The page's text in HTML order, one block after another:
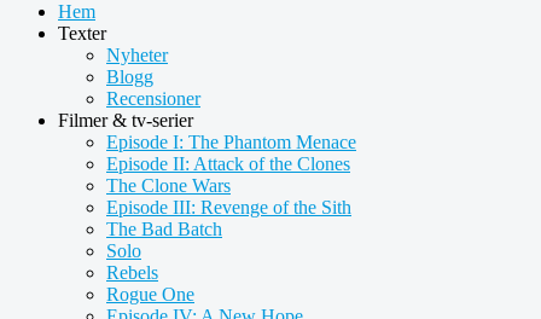
Hem
Texter
Nyheter
Blogg
Recensioner
Filmer & tv-serier
Episode I: The Phantom Menace
Episode II: Attack of the Clones
The Clone Wars
Episode III: Revenge of the Sith
The Bad Batch
Solo
Rebels
Rogue One